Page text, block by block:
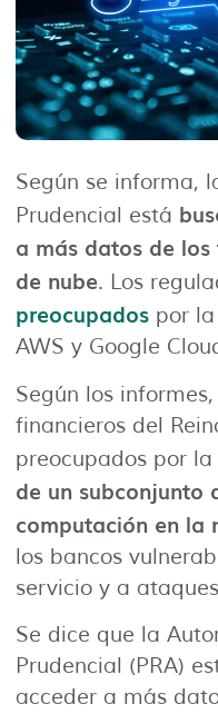
Según se informa,
Prudencial está
a más datos de
de nube. Los
preocupados por
AWS y Google
Según los
financieros del
preocupados por la
de un subconjunto
computación en la
los bancos
servicio y a
Se dice que la
Prudencial (PRA)
acceder a más